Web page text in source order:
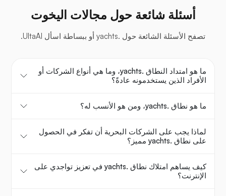
أسئلة شائعة حول مجالات اليخوت
تصفح الأسئلة الشائعة حول .yachts أو ببساطة اسأل UltaAI.
ما هو امتداد النطاق .yachts، وما هي أنواع الشركات أو
الأفراد الذين يستخدمونه عادةً؟
ما هو نطاق .yachts، ومن هو الأنسب له؟
لماذا يجب على الشركات البحرية أن تفكر في الحصول
على نطاق .yachts مميز؟
كيف يساهم امتلاك نطاق .yachts في تعزيز تواجدي على
الإنترنت؟